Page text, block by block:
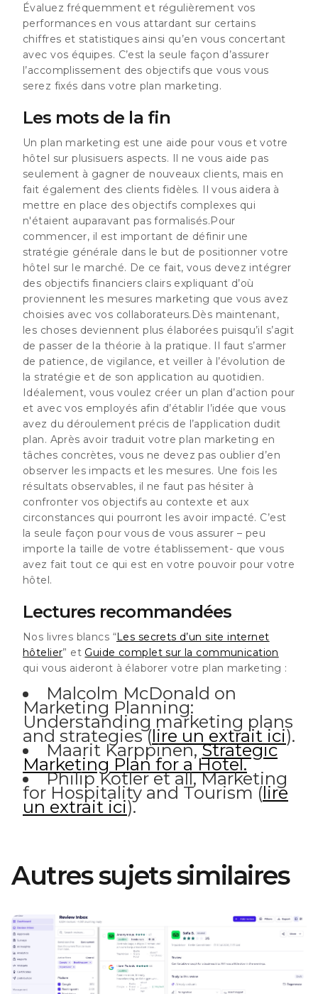
Évaluez fréquemment et régulièrement vos
performances en vous attardant sur certains
chiffres et statistiques ainsi qu’en vous concertant
avec vos équipes. C’est la seule façon d’assurer
l’accomplissement des objectifs que vous vous
serez fixés dans votre plan marketing.
Les mots de la fin
Un plan marketing est une aide pour vous et votre
hôtel sur plusisuers aspects. Il ne vous aide pas
seulement à gagner de nouveaux clients, mais en
fait également des clients fidèles. Il vous aidera à
mettre en place des objectifs complexes qui
n'étaient auparavant pas formalisés.Pour
commencer, il est important de définir une
stratégie générale dans le but de positionner votre
hôtel sur le marché. De ce fait, vous devez intégrer
des objectifs financiers clairs expliquant d’où
proviennent les mesures marketing que vous avez
choisies avec vos collaborateurs.Dès maintenant,
les choses deviennent plus élaborées puisqu’il s’agit
de passer de la théorie à la pratique. Il faut s’armer
de patience, de vigilance, et veiller à l’évolution de
la stratégie et de son application au quotidien.
Idéalement, vous voulez créer un plan d’action pour
et avec vos employés afin d’établir l’idée que vous
avez du déroulement précis de l’application dudit
plan. Après avoir traduit votre plan marketing en
tâches concrètes, vous ne devez pas oublier d’en
observer les impacts et les mesures. Une fois les
résultats observables, il ne faut pas hésiter à
confronter vos objectifs au contexte et aux
circonstances qui pourront les avoir impacté. C’est
la seule façon pour vous de vous assurer – peu
importe la taille de votre établissement- que vous
avez fait tout ce qui est en votre pouvoir pour votre
hôtel.
Lectures recommandées
Nos livres blancs “Les secrets d’un site internet
hôtelier” et Guide complet sur la communication
qui vous aideront à élaborer votre plan marketing :
Malcolm McDonald on
Marketing Planning:
Understanding marketing plans
and strategies (lire un extrait ici).
Maarit Karppinen,Strategic
Marketing Plan for a Hotel.
Philip Kotler et all, Marketing
for Hospitality and Tourism (lire
un extrait ici).
Autres sujets similaires